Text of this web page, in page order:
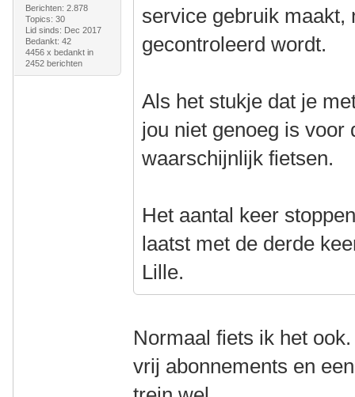
Berichten: 2.878
Topics: 30
Lid sinds: Dec 2017
Bedankt: 42
4456 x bedankt in
2452 berichten
service gebruik maakt,
gecontroleerd wordt.
Als het stukje dat je
jou niet genoeg is voor
waarschijnlijk fietsen.
Het aantal keer
laatst met de derde
Lille.
Normaal fiets ik het
vrij abonnements en